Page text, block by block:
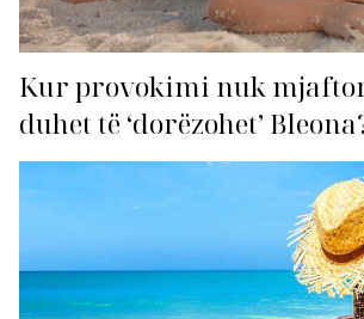
Kur provokimi nuk
duhet të ‘dorëzohet’